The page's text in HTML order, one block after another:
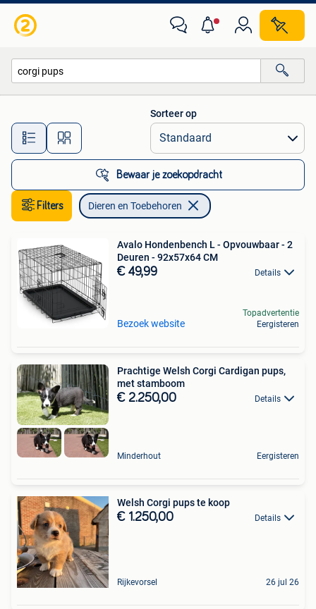
Alle afstanden…
Sorteer op
Bewaar je zoekopdracht
Filters Dieren en Toebehoren
Avalo Hondenbench L - Opvouwbaar - 2
Deuren - 92x57x64 CM
€ 49,99 Details
Bezoek website
Topadvertentie
Eergisteren
Prachtige Welsh Corgi Cardigan pups,
met stamboom
€ 2.250,00 Details
Minderhout Eergisteren
Welsh Corgi pups te koop
€ 1.250,00 Details
Rijkevorsel 26 jul 26